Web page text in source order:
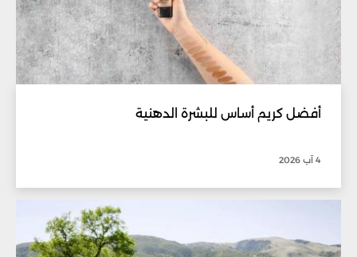
أفضل كريم أساس للبشرة الدهنية
4 آب 2026